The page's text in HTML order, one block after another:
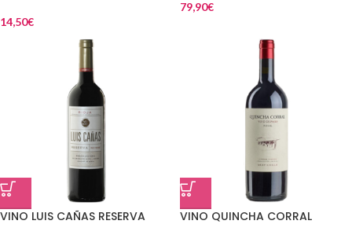
14,50€
79,90€
VINO LUIS CAÑAS RESERVA VINO QUINCHA CORRAL